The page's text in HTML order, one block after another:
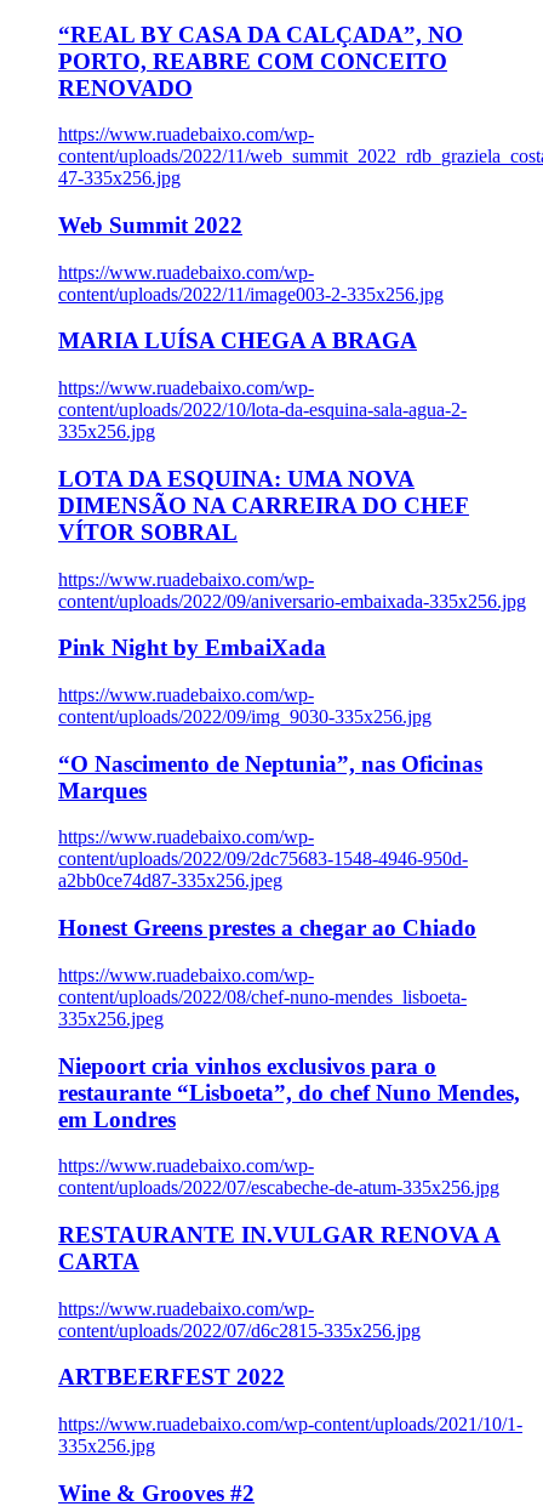
“REAL BY CASA DA CALÇADA”, NO
PORTO, REABRE COM CONCEITO
RENOVADO
https://www.ruadebaixo.com/wp-
content/uploads/2022/11/
47-335x256.jpg
Web Summit 2022
https://www.ruadebaixo.com/wp-
content/uploads/2022/11/image003-2-335x256.jpg
MARIA LUÍSA CHEGA A BRAGA
https://www.ruadebaixo.com/wp-
content/uploads/2022/10/lota-da-esquina-sala-agua-2-
335x256.jpg
LOTA DA ESQUINA: UMA NOVA
DIMENSÃO NA CARREIRA DO CHEF
VÍTOR SOBRAL
https://www.ruadebaixo.com/wp-
content/uploads/2022/09/aniversario-embaixada-335x256.jpg
Pink Night by EmbaiXada
https://www.ruadebaixo.com/wp-
content/uploads/2022/09/img_9030-335x256.jpg
“O Nascimento de Neptunia”, nas Oficinas
Marques
https://www.ruadebaixo.com/wp-
content/uploads/2022/09/2dc75683-1548-4946-950d-
a2bb0ce74d87-335x256.jpeg
Honest Greens prestes a chegar ao Chiado
https://www.ruadebaixo.com/wp-
content/uploads/2022/08/chef-nuno-mendes_lisboeta-
335x256.jpeg
Niepoort cria vinhos exclusivos para o
restaurante “Lisboeta”, do chef Nuno Mendes,
em Londres
https://www.ruadebaixo.com/wp-
content/uploads/2022/07/escabeche-de-atum-335x256.jpg
RESTAURANTE IN.VULGAR RENOVA A
CARTA
https://www.ruadebaixo.com/wp-
content/uploads/2022/07/d6c2815-335x256.jpg
ARTBEERFEST 2022
https://www.ruadebaixo.com/wp-content/uploads/2021/10/1-
335x256.jpg
Wine & Grooves #2